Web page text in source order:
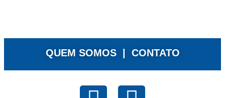
QUEM SOMOS | CONTATO